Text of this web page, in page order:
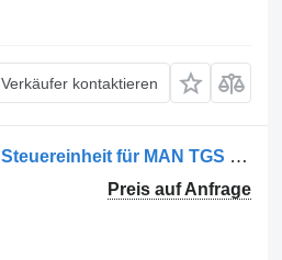
Verkäufer kontaktieren
Bosch TGS 26.320 Euro 5 Motor-/FFR-Steuergerät 0281020067 Steuereinheit für MAN TGS 26.320 Euro 5 LKW
Preis auf Anfrage